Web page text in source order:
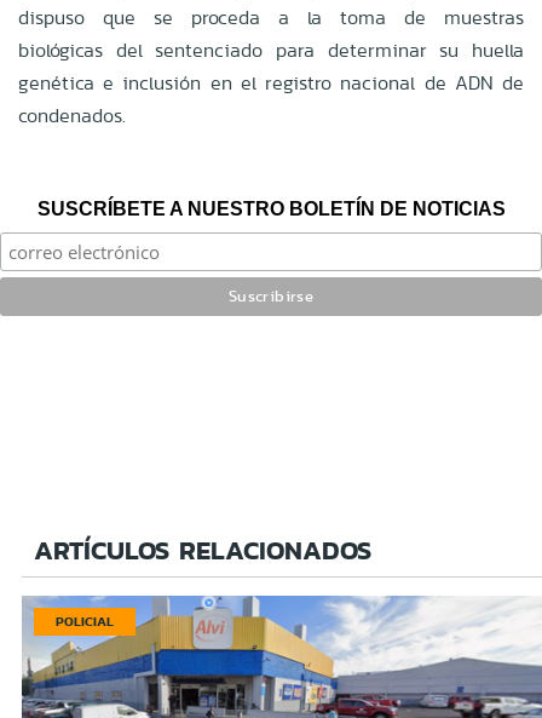
dispuso que se proceda a la toma de muestras
biológicas del sentenciado para determinar su huella
genética e inclusión en el registro nacional de ADN de
condenados.
SUSCRÍBETE A NUESTRO BOLETÍN DE NOTICIAS
ARTÍCULOS RELACIONADOS
POLICIAL